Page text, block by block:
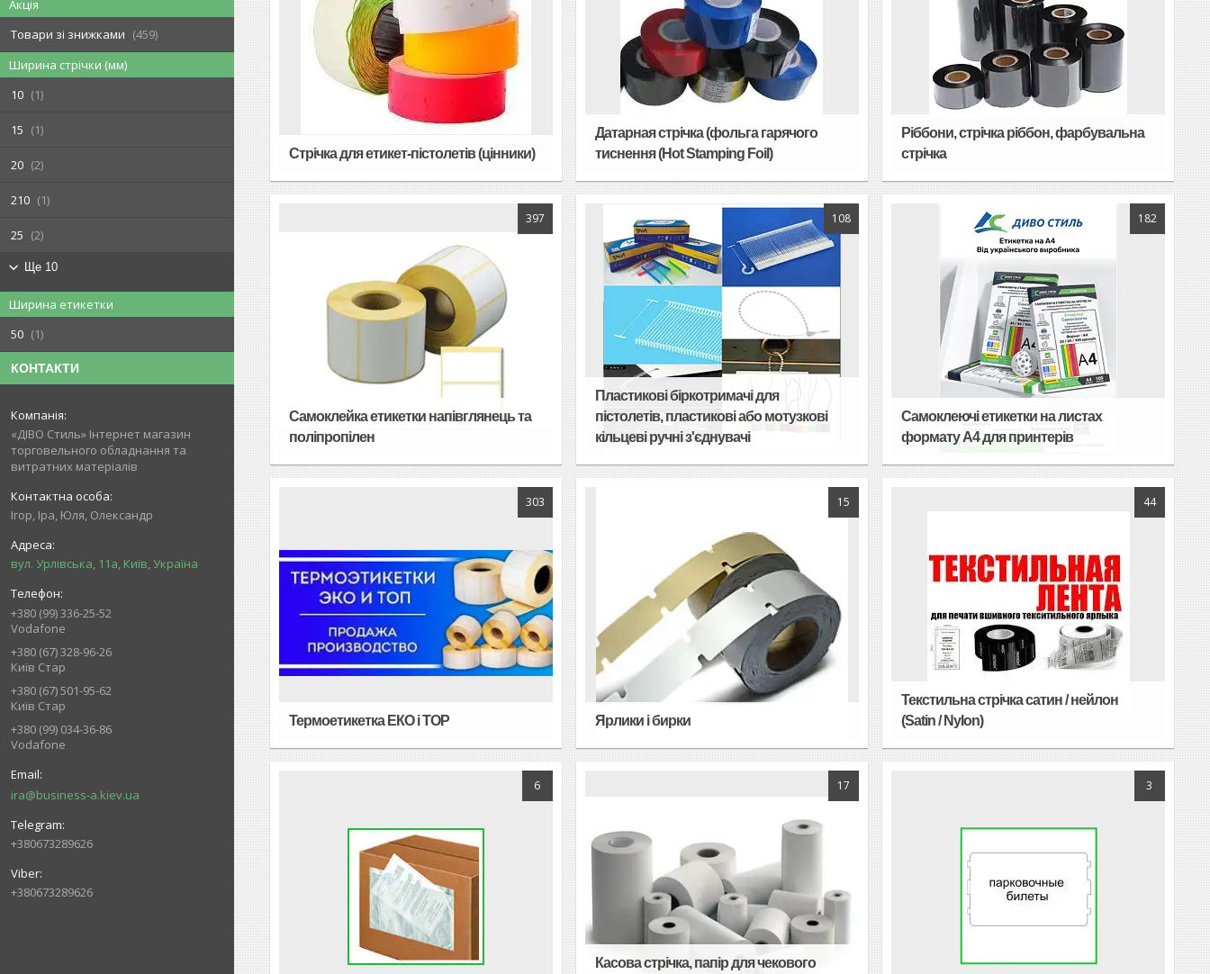
Акція
Товари зі знижками
459
Ширина стрічки (мм)
10
1
15 1
20 2
210 1
25 2
Ще 10
Ширина етикетки
50
1
КОНТАКТИ
«ДІВО Стиль» Інтернет магазин
торговельного обладнання та
витратних матеріалів
Ігор, Іра, Юля, Олександр
вул. Урлівська, 11а, Київ, Україна
+380 (99) 336-25-52
Vodafone
+380 (67) 328-96-26
Київ Стар
+380 (67) 501-95-62
Київ Стар
+380 (99) 034-36-86
Vodafone
ira@business-a.kiev.ua
+380673289626
+380673289626
Стрічка для етикет-пістолетів (цінники)
Датарная стрічка (фольга гарячого
тиснення (Hot Stamping Foil)
Ріббони, стрічка ріббон, фарбувальна
стрічка
397
Самоклейка етикетки напівглянець та
поліпропілен
108
Пластикові біркотримачі для
пістолетів, пластикові або мотузкові
кільцеві ручні з'єднувачі
182
Самоклеючі етикетки на листах
формату А4 для принтерів
303
Термоетикетка ЕКО і ТОР
15
Ярлики і бирки
44
Текстильна стрічка сатин / нейлон
(Satin / Nylon)
6 17
Касова стрічка, папір для чекового
3